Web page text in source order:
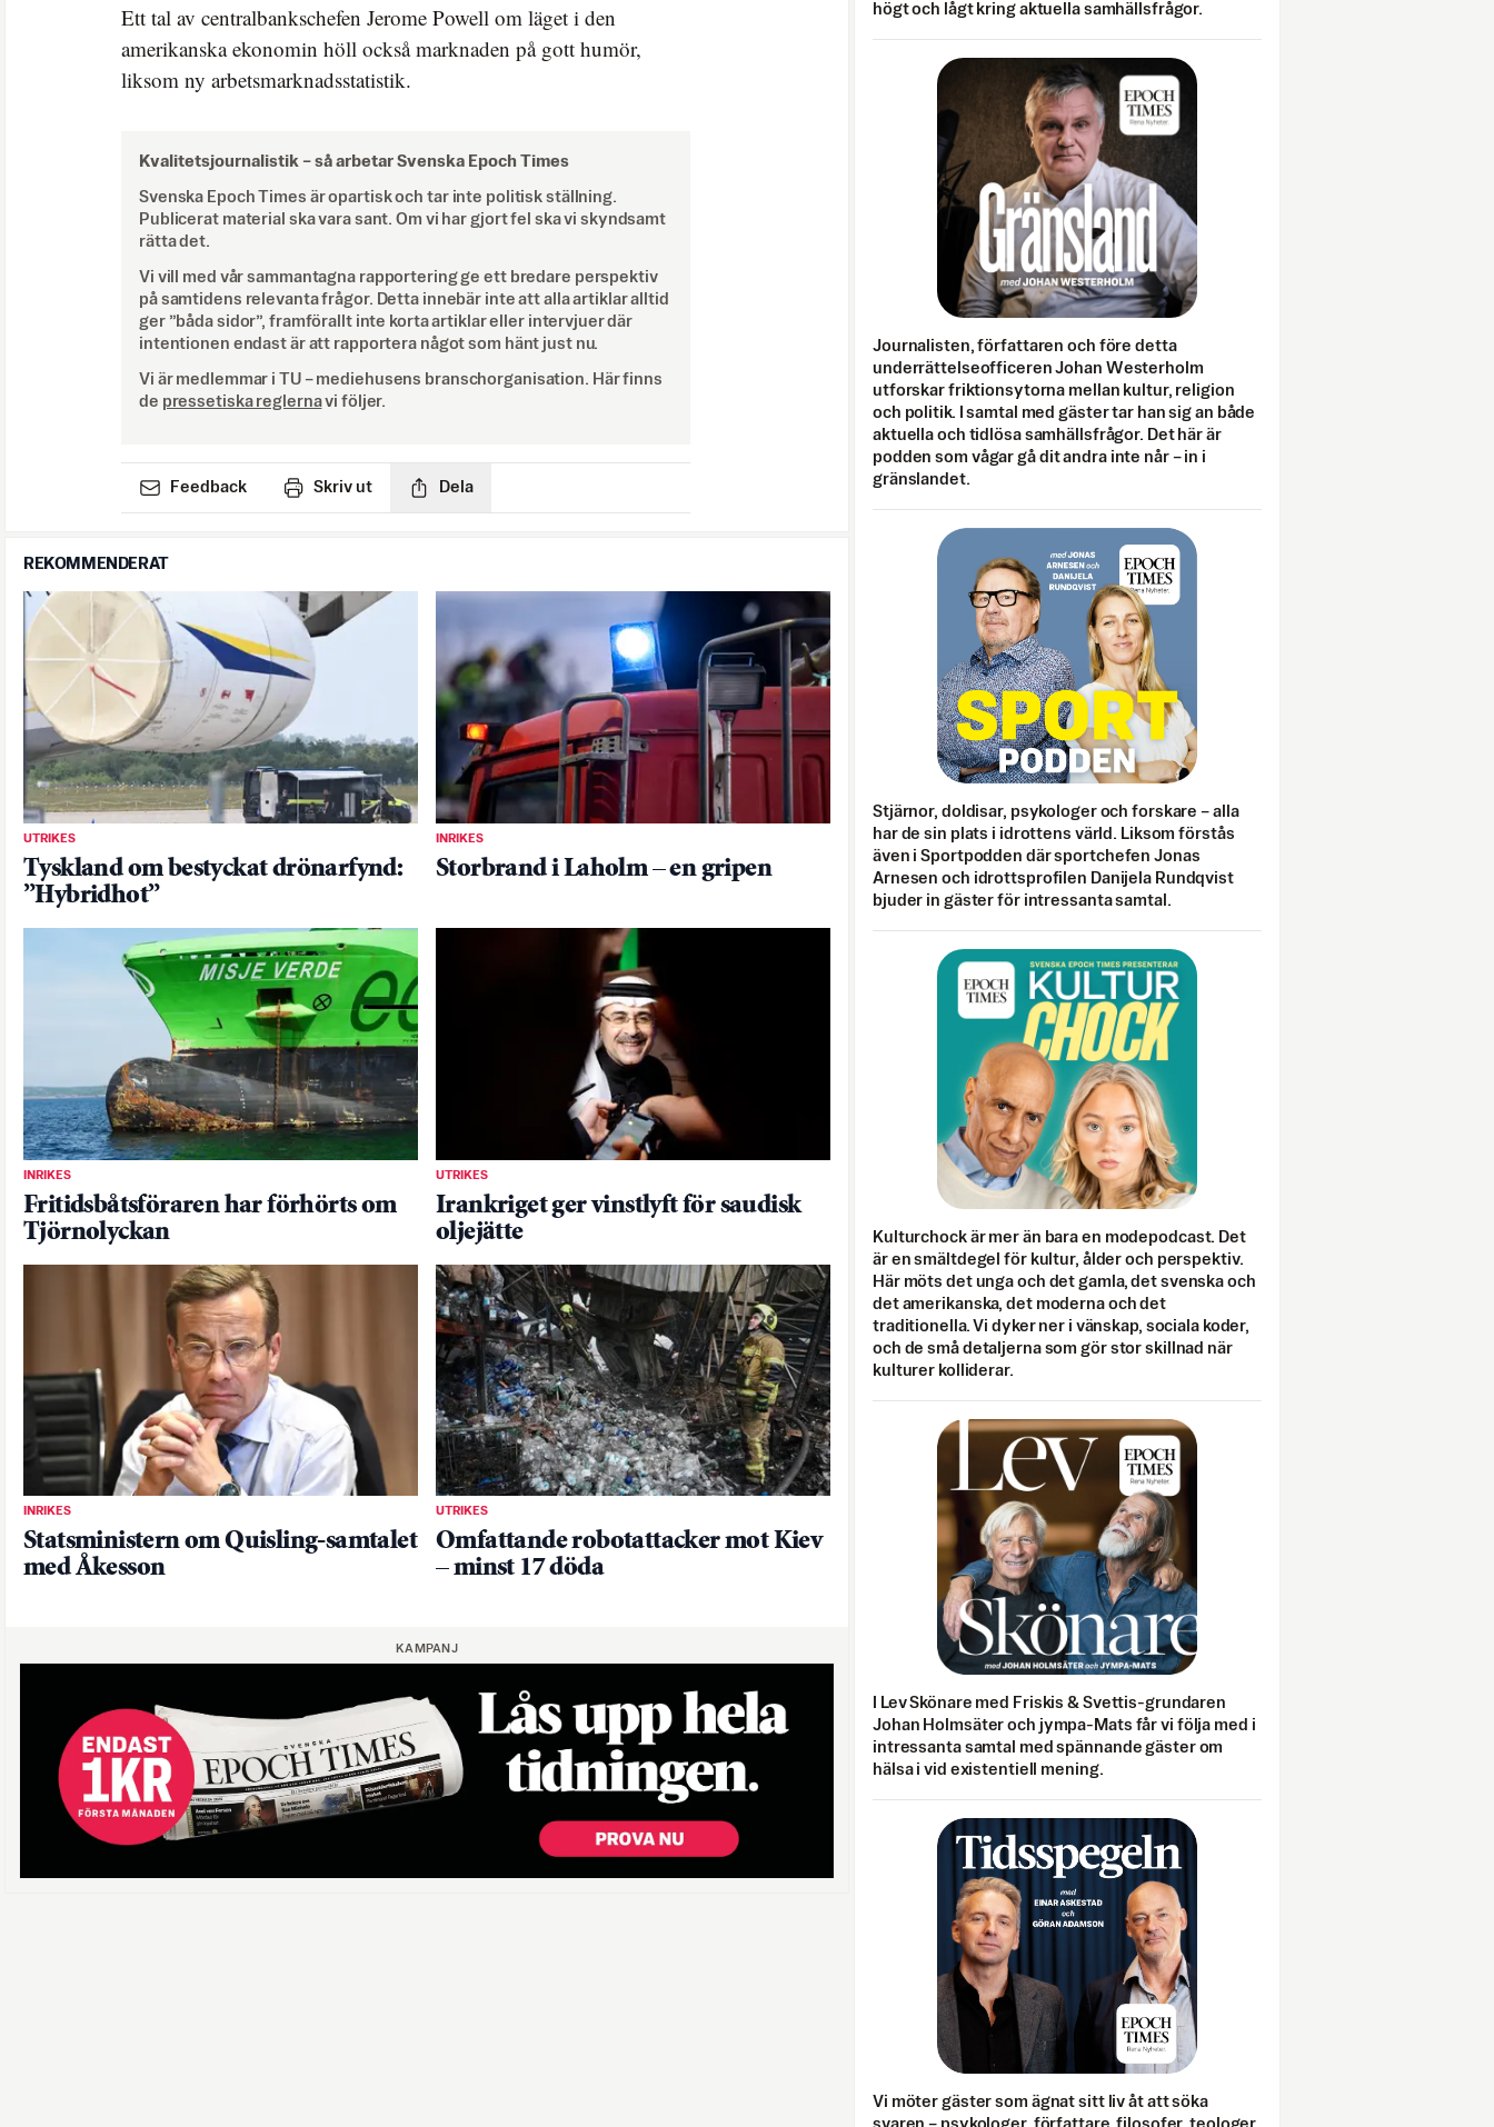
Ett tal av centralbankschefen Jerome Powell om läget i den
amerikanska ekonomin höll också marknaden på gott humör,
liksom ny arbetsmarknadsstatistik.
Kvalitetsjournalistik – så arbetar Svenska Epoch Times
Svenska Epoch Times är opartisk och tar inte politisk ställning.
Publicerat material ska vara sant. Om vi har gjort fel ska vi skyndsamt
rätta det.
Vi vill med vår sammantagna rapportering ge ett bredare perspektiv
på samtidens relevanta frågor. Detta innebär inte att alla artiklar alltid
ger ”båda sidor”, framförallt inte korta artiklar eller intervjuer där
intentionen endast är att rapportera något som hänt just nu.
Vi är medlemmar i TU – mediehusens branschorganisation. Här finns
de pressetiska reglernavi följer.
Feedback Skriv ut Dela
REKOMMENDERAT
UTRIKES
Tyskland om bestyckat drönarfynd:
”Hybridhot”
INRIKES
Storbrand i Laholm – en gripen
INRIKES
Fritidsbåtsföraren har förhörts om
Tjörnolyckan
UTRIKES
Irankriget ger vinstlyft för saudisk
oljejätte
INRIKES
Statsministern om Quisling-samtalet
med Åkesson
UTRIKES
Omfattande robotattacker mot Kiev
– minst 17 döda
KAMPANJ
högt och lågt kring aktuella samhällsfrågor.
Journalisten, författaren och före detta
underrättelseofficeren Johan Westerholm
utforskar friktionsytorna mellan kultur, religion
och politik. I samtal med gäster tar han sig an både
aktuella och tidlösa samhällsfrågor. Det här är
podden som vågar gå dit andra inte når – in i
gränslandet.
Stjärnor, doldisar, psykologer och forskare – alla
har de sin plats i idrottens värld. Liksom förstås
även i Sportpodden där sportchefen Jonas
Arnesen och idrottsprofilen Danijela Rundqvist
bjuder in gäster för intressanta samtal.
Kulturchock är mer än bara en modepodcast. Det
är en smältdegel för kultur, ålder och perspektiv.
Här möts det unga och det gamla, det svenska och
det amerikanska, det moderna och det
traditionella. Vi dyker ner i vänskap, sociala koder,
och de små detaljerna som gör stor skillnad när
kulturer kolliderar.
I Lev Skönare med Friskis & Svettis-grundaren
Johan Holmsäter och jympa-Mats får vi följa med i
intressanta samtal med spännande gäster om
hälsa i vid existentiell mening.
Vi möter gäster som ägnat sitt liv åt att söka